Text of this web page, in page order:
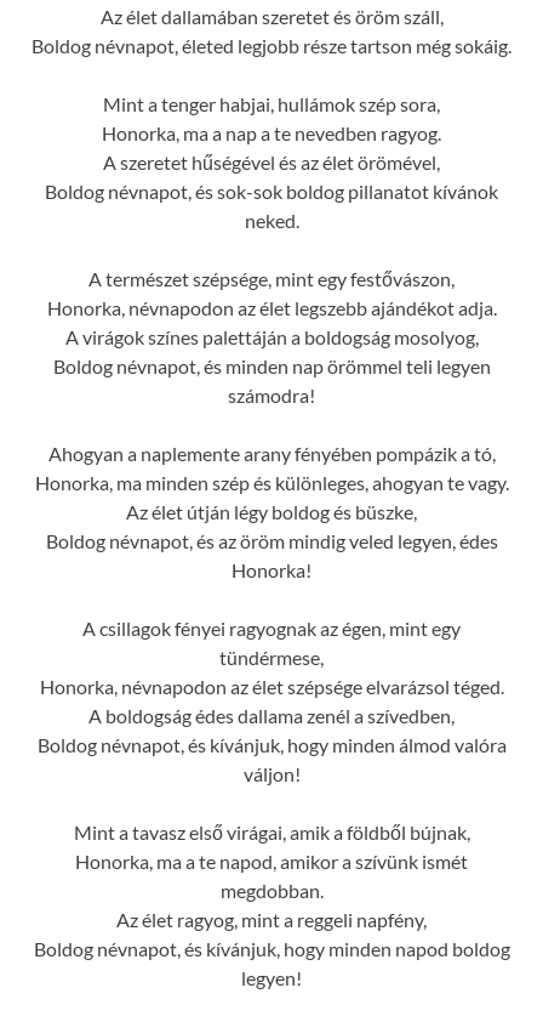
Az élet dallamában szeretet és öröm száll,
Boldog névnapot, életed legjobb része tartson még sokáig.
Mint a tenger habjai, hullámok szép sora,
Honorka, ma a nap a te nevedben ragyog.
A szeretet hűségével és az élet örömével,
Boldog névnapot, és sok-sok boldog pillanatot kívánok
neked.
A természet szépsége, mint egy festővászon,
Honorka, névnapodon az élet legszebb ajándékot adja.
A virágok színes palettáján a boldogság mosolyog,
Boldog névnapot, és minden nap örömmel teli legyen
számodra!
Ahogyan a naplemente arany fényében pompázik a tó,
Honorka, ma minden szép és különleges, ahogyan te vagy.
Az élet útján légy boldog és büszke,
Boldog névnapot, és az öröm mindig veled legyen, édes
Honorka!
A csillagok fényei ragyognak az égen, mint egy
tündérmese,
Honorka, névnapodon az élet szépsége elvarázsol téged.
A boldogság édes dallama zenél a szívedben,
Boldog névnapot, és kívánjuk, hogy minden álmod valóra
váljon!
Mint a tavasz első virágai, amik a földből bújnak,
Honorka, ma a te napod, amikor a szívünk ismét
megdobban.
Az élet ragyog, mint a reggeli napfény,
Boldog névnapot, és kívánjuk, hogy minden napod boldog
legyen!